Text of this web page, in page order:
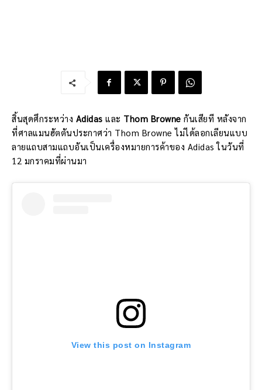
สิ้นสุดศึกระหว่าง Adidas และ Thom Browne กันเสียที หลังจาก
ที่ศาลแมนฮัตตันประกาศว่า Thom Browne ไม่ได้ลอกเลียนแบบ
ลายแถบสามแถบอันเป็นเครื่องหมายการค้าของ Adidas ในวันที่
12 มกราคมที่ผ่านมา
View this post on Instagram